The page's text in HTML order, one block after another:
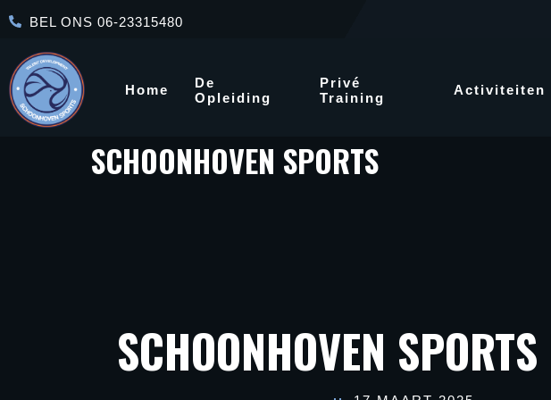
BEL ONS 06-23315480
Home
De
Opleiding
Privé
Training
Activiteiten
SCHOONHOVEN SPORTS
SCHOONHOVEN SPORTS